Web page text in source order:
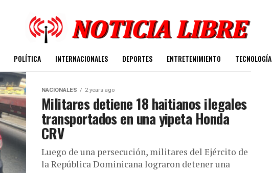
POLÍTICA INTERNACIONALES DEPORTES ENTRETENIMIENTO TECNOLOGÍA
NACIONALES 2 years ago
Militares detiene 18 haitianos ilegales
transportados en una yipeta Honda
CRV
Luego de una persecución, militares del Ejército de
la República Dominicana lograron detener una